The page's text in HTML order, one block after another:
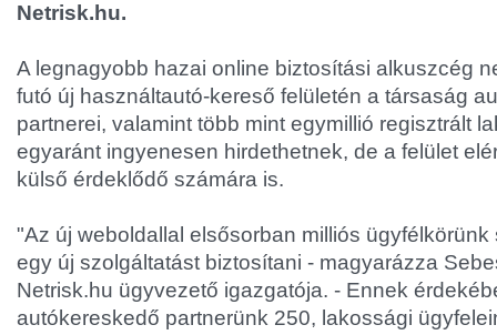
Netrisk.hu.
A legnagyobb hazai online biztosítási alkuszcég
futó új használtautó-kereső felületén a társaság
partnerei, valamint több mint egymillió regisztrált
egyaránt ingyenesen hirdethetnek, de a felület
külső érdeklődő számára is.
"Az új weboldallal elsősorban milliós
egy új szolgáltatást biztosítani - magyarázza
Netrisk.hu ügyvezető igazgatója. - Ennek
autókereskedő partnerünk 250, lakossági